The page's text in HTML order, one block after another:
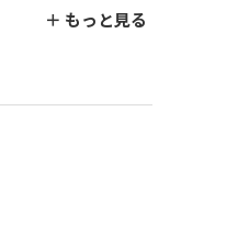
＋ もっと見る